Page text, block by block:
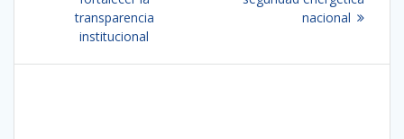
transparencia
institucional
nacional